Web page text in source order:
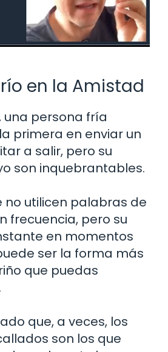
en la Amistad
una persona fría
primera en enviar un
a salir, pero su
son inquebrantables.
no utilicen palabras de
frecuencia, pero su
en momentos
ser la forma más
que puedas
que, a veces, los
son los que